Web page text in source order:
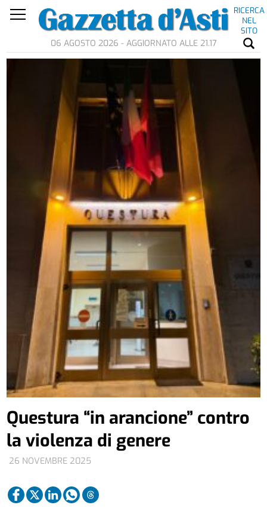
RICERCA
NEL
SITO
06 AGOSTO 2026 - AGGIORNATO ALLE 21.17
26 NOVEMBRE 2025
Questura “in arancione” contro
la violenza di genere